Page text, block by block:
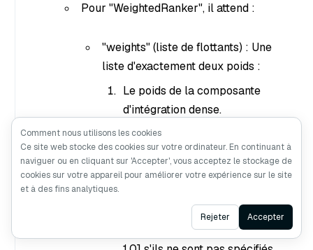
Pour "WeightedRanker", il attend :
"weights" (liste de flottants) : Une
liste d'exactement deux poids :
Le poids de la composante
d'intégration dense.
Ces poids sont utilisés pour
équilibrer l'importance des
composantes denses et éparses
processus de recherche hybride.
Les poids par défaut sont [1.0,
Ask AI
Comment nous utilisons les cookies
Ce site web stocke des cookies sur votre ordinateur. En continuant à
naviguer ou en cliquant sur 'Accepter', vous acceptez le stockage de
cookies sur votre appareil pour améliorer votre expérience sur le site
et à des fins analytiques.
Rejeter Accepter